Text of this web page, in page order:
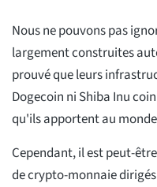
Nous ne pouvons pas
largement construites
prouvé que leurs
Dogecoin ni Shiba Inu
qu'ils apportent au
Cependant, il est peut-
de crypto-monnaie